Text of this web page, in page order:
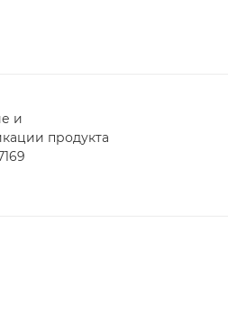
и
продукта